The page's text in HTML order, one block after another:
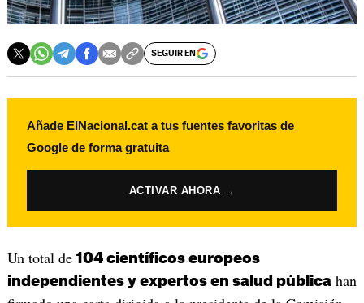
SEGUIR EN
Añade ElNacional.cat a tus fuentes favoritas de
Google de forma gratuita
ACTIVAR AHORA →
Un total de 104 científicos europeos
independientes y expertos en salud públicahan